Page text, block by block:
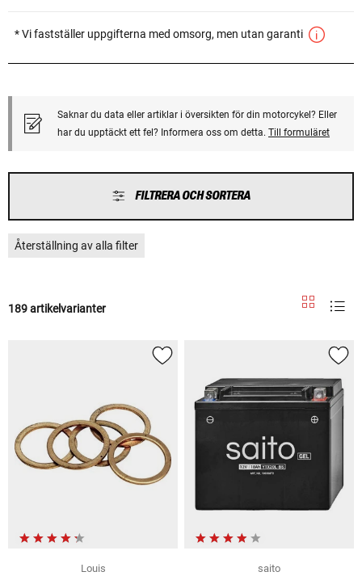
* Vi fastställer uppgifterna med omsorg, men utan garanti
Saknar du data eller artiklar i översikten för din motorcykel? Eller
har du upptäckt ett fel? Informera oss om detta. Till formuläret
FILTRERA OCH SORTERA
Återställning av alla filter
189 artikelvarianter
Louis
saito